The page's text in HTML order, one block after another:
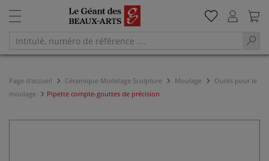
Page d'accueil Céramique Modelage Sculpture Moulage
Outils pour le
moulage
Pipette compte-gouttes de précision